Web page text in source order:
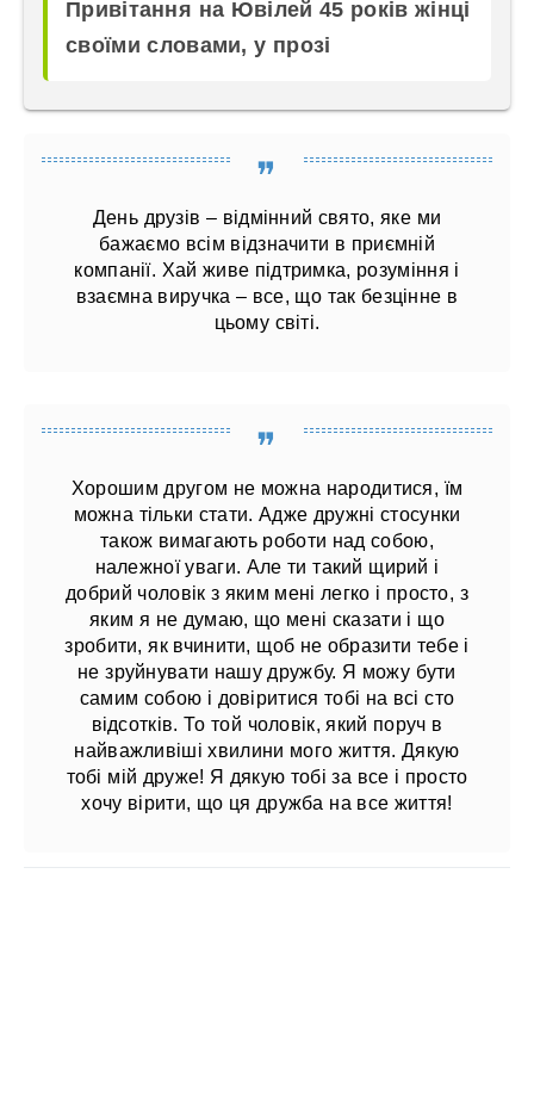
Привітання на Ювілей 45 років жінці
своїми словами, у прозі
День друзів – відмінний свято, яке ми
бажаємо всім відзначити в приємній
компанії. Хай живе підтримка, розуміння і
взаємна виручка – все, що так безцінне в
цьому світі.
Хорошим другом не можна народитися, їм
можна тільки стати. Адже дружні стосунки
також вимагають роботи над собою,
належної уваги. Але ти такий щирий і
добрий чоловік з яким мені легко і просто, з
яким я не думаю, що мені сказати і що
зробити, як вчинити, щоб не образити тебе і
не зруйнувати нашу дружбу. Я можу бути
самим собою і довіритися тобі на всі сто
відсотків. То той чоловік, який поруч в
найважливіші хвилини мого життя. Дякую
тобі мій друже! Я дякую тобі за все і просто
хочу вірити, що ця дружба на все життя!